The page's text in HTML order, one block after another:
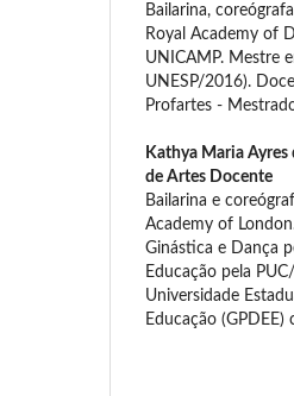
Bailarina,
Royal Academy of
UNICAMP. Mestre
UNESP/2016).
Profartes -
Kathya Maria Ayres
de Artes Docente
Bailarina e
Academy of
Ginástica e Dança
Educação pela
Universidade
Educação